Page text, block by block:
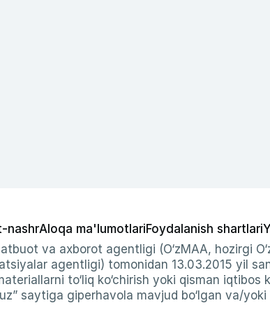
nashrAloqa ma'lumotlariFoydalanish shartlari
va axborot agentligi (O‘zMAA, hozirgi
agentligi) tomonidan 13.03.2015 yil
to‘liq ko‘chirish yoki qisman
saytiga giperhavola mavjud bo‘lgan va/